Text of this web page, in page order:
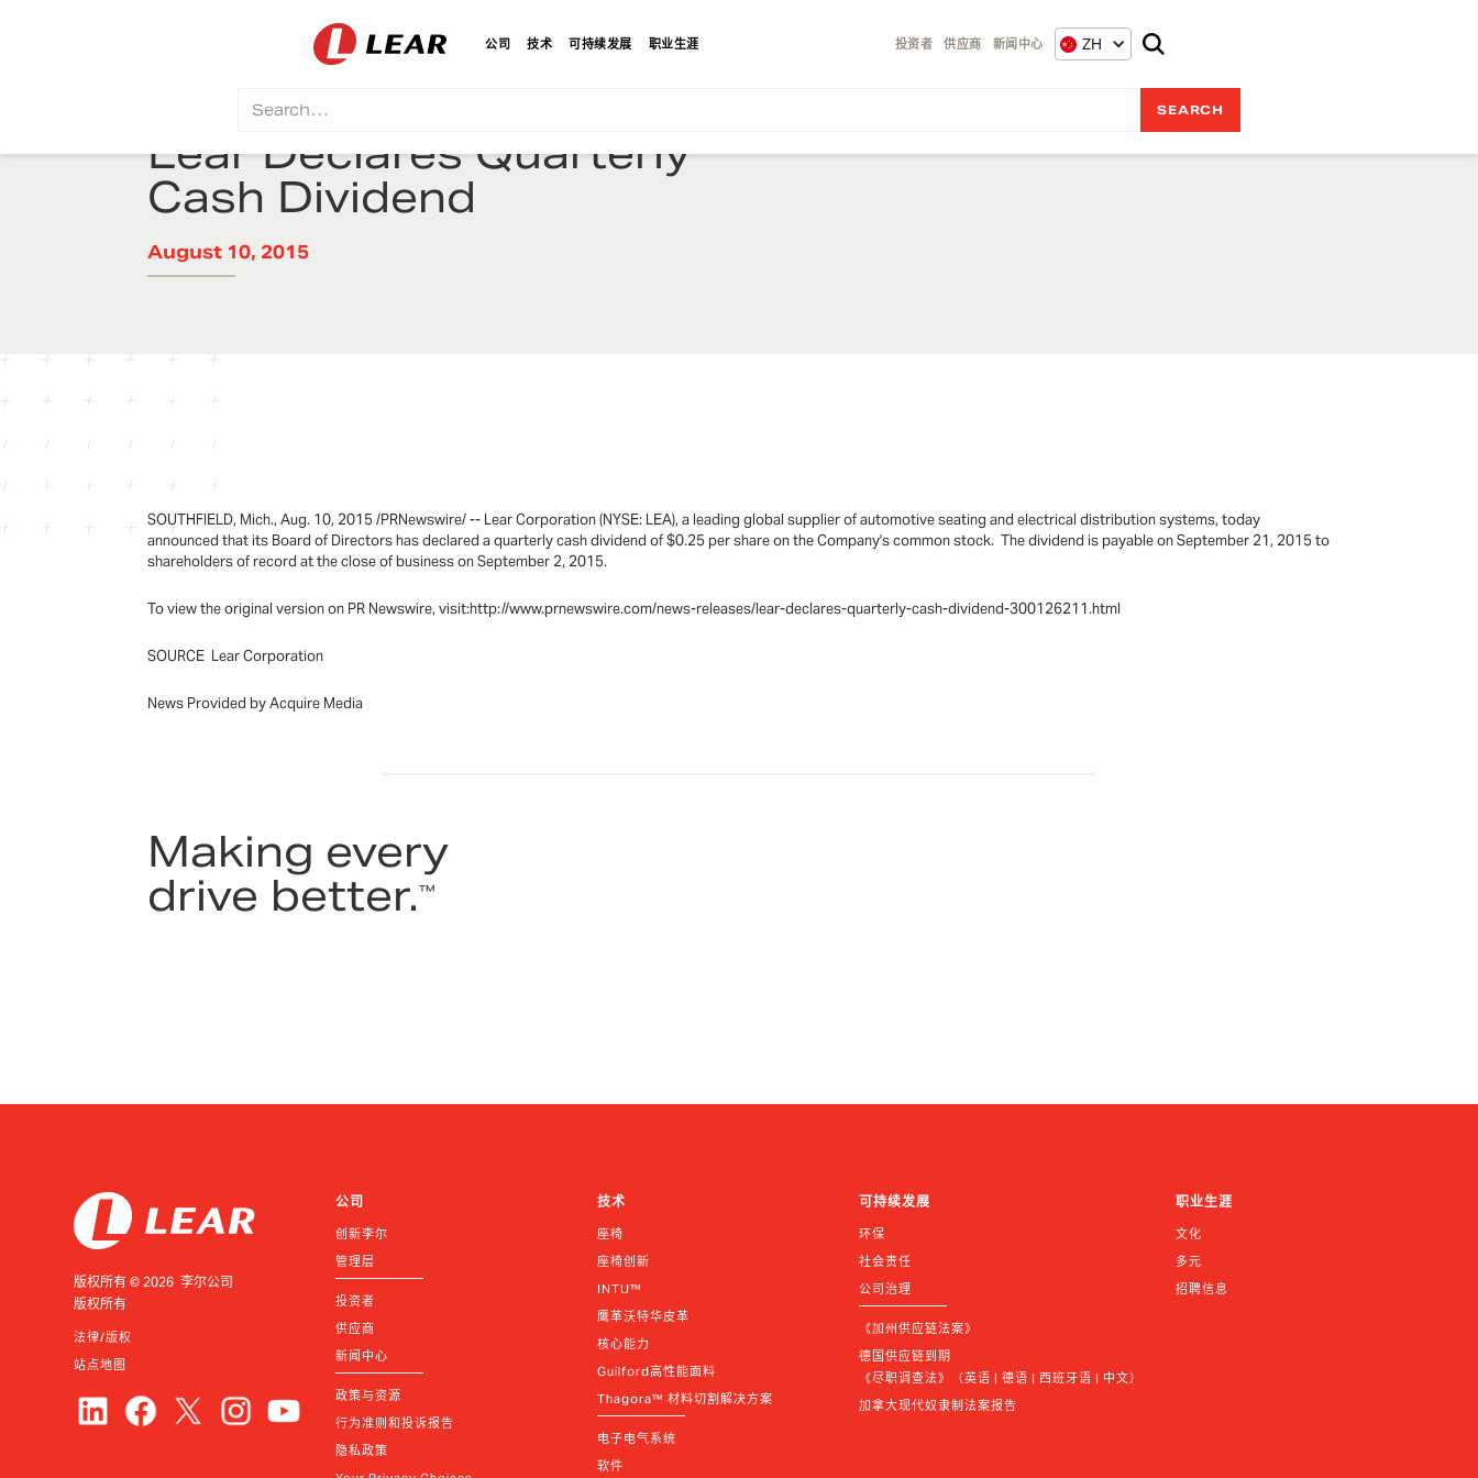
投资者 供应商 新闻中心 ZH
公司 技术 可持续发展 职业生涯
Lear Declares Quarterly
Cash Dividend
August 10, 2015
SOUTHFIELD, Mich., Aug. 10, 2015 /PRNewswire/ -- Lear Corporation (NYSE: LEA), a leading global supplier of automotive seating and electrical distribution systems, today
announced that its Board of Directors has declared a quarterly cash dividend of $0.25 per share on the Company's common stock. The dividend is payable on September 21, 2015 to
shareholders of record at the close of business on September 2, 2015.
To view the original version on PR Newswire, visit:http://www.prnewswire.com/news-releases/lear-declares-quarterly-cash-dividend-300126211.html
SOURCE Lear Corporation
News Provided by Acquire Media
Making every
drive better.™
版权所有 © 2026 李尔公司
版权所有
法律/版权
站点地图
公司
创新李尔
管理层
投资者
供应商
新闻中心
政策与资源
行为准则和投诉报告
隐私政策
技术
座椅
座椅创新
INTU™
鹰革沃特华皮革
核心能力
Guilford高性能面料
Thagora™ 材料切割解决方案
电子电气系统
软件
可持续发展
环保
社会责任
公司治理
《加州供应链法案》
德国供应链到期
《尽职调查法》（英语 | 德语 | 西班牙语 | 中文）
加拿大现代奴隶制法案报告
职业生涯
文化
多元
招聘信息